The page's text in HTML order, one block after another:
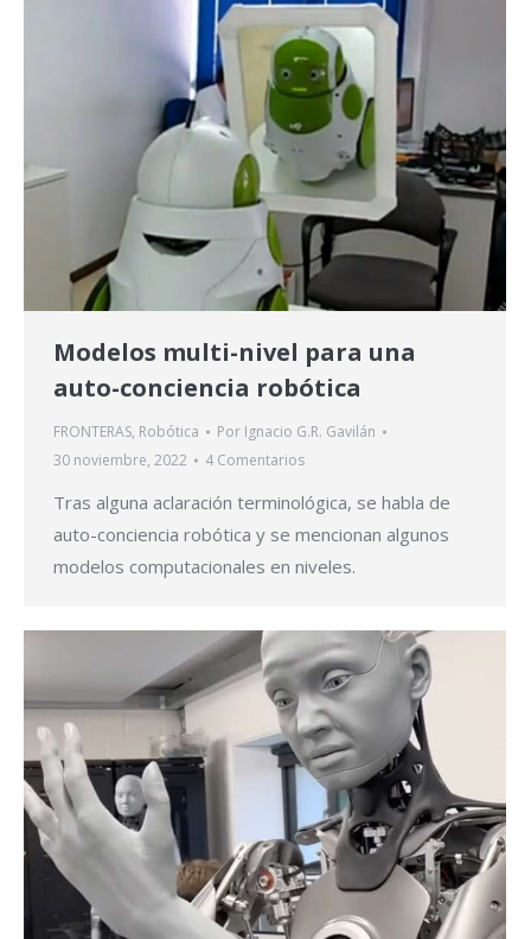
Modelos multi-nivel para una
auto-conciencia robótica
FRONTERAS, Robótica Por Ignacio G.R. Gavilán
30 noviembre, 2022
4 Comentarios
Tras alguna aclaración terminológica, se habla de
auto-conciencia robótica y se mencionan algunos
modelos computacionales en niveles.